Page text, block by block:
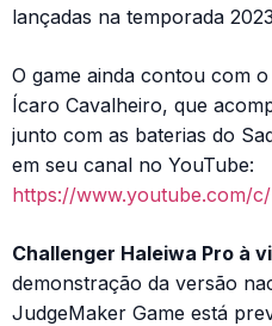
lançadas na temporada
O game ainda contou com
Ícaro Cavalheiro, que
junto com as baterias do
em seu canal no YouTube:
https://www.youtube.com/
Challenger Haleiwa Pro à
demonstração da versão
JudgeMaker Game está